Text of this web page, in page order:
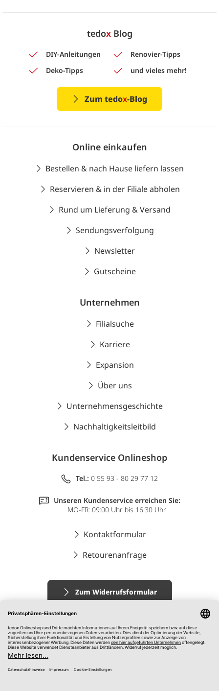
tedoxBlog
DIY-Anleitungen
Renovier-Tipps
Deko-Tipps
und vieles mehr!
Zum tedox-Blog
Online einkaufen
Bestellen & nach Hause liefern lassen
Reservieren & in der Filiale abholen
Rund um Lieferung & Versand
Sendungsverfolgung
Newsletter
Gutscheine
Unternehmen
Filialsuche
Karriere
Expansion
Über uns
Unternehmensgeschichte
Nachhaltigkeitsleitbild
Kundenservice Onlineshop
Tel.: 0 55 93 - 80 29 77 12
Unseren Kundenservice erreichen Sie:
MO-FR: 09:00 Uhr bis 16:30 Uhr
Kontaktformular
Retourenanfrage
Zum Widerrufsformular
Impressum
AGB
Datenschutz